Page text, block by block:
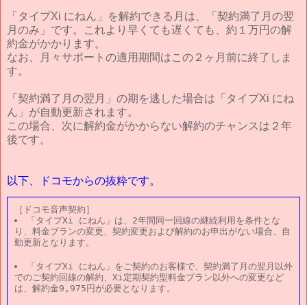
「タイプXi にねん」を解約できる月は、「契約満了月の翌
月のみ」です。これより早くても遅くても、約１万円の解
約金がかかります。
なお、月々サポートの適用期間はこの２ヶ月前に終了しま
す。
「契約満了月の翌月」の期を逃した場合は「タイプXi にね
ん」が自動更新されます。
この場合、次に解約金がかからない解約のチャンスは２年
後です。
以下、ドコモからの抜粋です。
「タイプXi にねん」は、2年間同一回線の継続利用を条件とな
り、料金プランの変更、契約変更および解約のお申出がない場合、自
動更新となります。
「タイプXi にねん」をご契約のお客様で、契約満了月の翌月以外
でのご契約回線の解約、Xi定期契約型料金プラン以外への変更など
は、解約金9,975円が必要となります。